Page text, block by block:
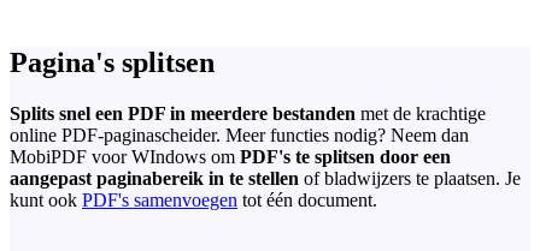
Pagina's splitsen
Splits snel een PDF in meerdere bestanden met de krachtige
online PDF-paginascheider. Meer functies nodig? Neem dan
MobiPDF voor WIndows om PDF's te splitsen door een
aangepast paginabereik in te stellen of bladwijzers te plaatsen. Je
kunt ook PDF's samenvoegen tot één document.